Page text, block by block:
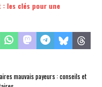
les clés pour une
mauvais payeurs : conseils et